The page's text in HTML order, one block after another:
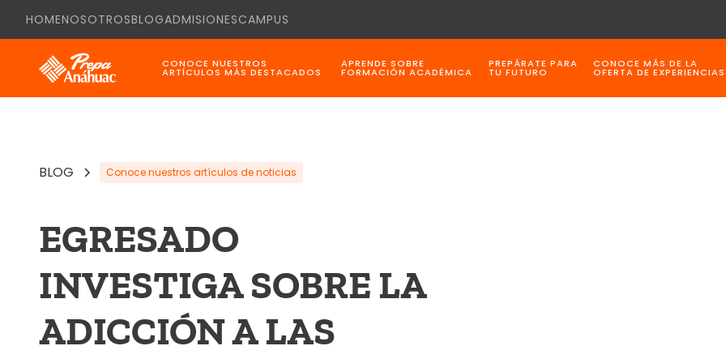
HOMENOSOTROSBLOGADMISIONESCAMPUS
CONOCE NUESTROS
ARTÍCULOS MÁS DESTACADOS
APRENDE SOBRE
FORMACIÓN ACADÉMICA
PREPÁRATE PARA
TU FUTURO
CONOCE MÁS DE LA
OFERTA DE EXPERIENCIAS
BLOG Conoce nuestros artículos de noticias
EGRESADO
INVESTIGA SOBRE LA
ADICCIÓN A LAS